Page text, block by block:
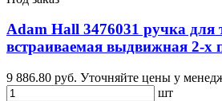
Adam Hall 3476031 ручка для
встраиваемая выдвижная 2-х
9 886.80 руб. Уточняйте цены у
шт